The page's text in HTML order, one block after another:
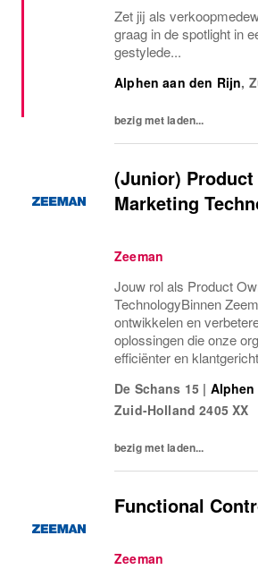
Zet jij als
graag in de spotlight in
gestylede...
Alphen aan den Rijn,
bezig met laden...
(Junior)
Marketing
Zeeman
Jouw rol als Product
TechnologyBinnen
ontwikkelen en
oplossingen die onze
efficiënter en
ben jij in de lead om te
hebben en hoe we...
De Schans 15 | Alphen
Zuid-Holland 2405 XX
bezig met laden...
Functional
Zeeman